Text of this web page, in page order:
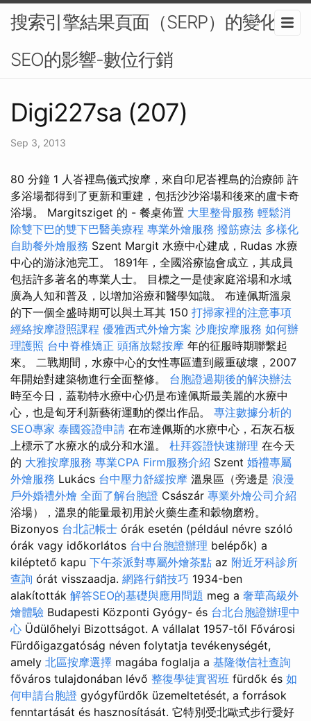
搜索引擎結果頁面（SERP）的變化對
SEO的影響-數位行銷
Digi227sa (207)
Sep 3, 2013
80 分鐘 1 人峇裡島儀式按摩，來自印尼峇裡島的治療師 許
多浴場都得到了更新和重建，包括沙沙浴場和後來的盧卡奇
浴場。 Margitsziget 的 - 餐桌佈置 大里整骨服務 輕鬆消
除雙下巴的雙下巴醫美療程 專業外燴服務 撥筋療法 多樣化
自助餐外燴服務 Szent Margit 水療中心建成，Rudas 水療
中心的游泳池完工。 1891年，全國浴療協會成立，其成員
包括許多著名的專業人士。 目標之一是使家庭浴場和水域
廣為人知和普及，以增加浴療和醫學知識。 布達佩斯溫泉
的下一個全盛時期可以與土耳其 150 打掃家裡的注意事項
經絡按摩證照課程 優雅西式外燴方案 沙鹿按摩服務 如何辦
理護照 台中脊椎矯正 頭痛放鬆按摩 年的征服時期聯繫起
來。 二戰期間，水療中心的女性專區遭到嚴重破壞，2007
年開始對建築物進行全面整修。 台胞證過期後的解決辦法
時至今日，蓋勒特水療中心仍是布達佩斯最美麗的水療中
心，也是匈牙利新藝術運動的傑出作品。 專注數據分析的
SEO專家 泰國簽證申請 在布達佩斯的水療中心，石灰石板
上標示了水療水的成分和水溫。 杜拜簽證快速辦理 在今天
的 大雅按摩服務 專業CPA Firm服務介紹 Szent 婚禮專屬
外燴服務 Lukács 台中壓力舒緩按摩 溫泉區（旁邊是 浪漫
戶外婚禮外燴 全面了解台胞證 Császár 專業外燴公司介紹
浴場），溫泉的能量最初用於火藥生產和穀物磨粉。
Bizonyos 台北記帳士 órák esetén (például névre szóló
órák vagy időkorlátos 台中台胞證辦理 belépők) a
kiléptető kapu 下午茶派對專屬外燴茶點 az 附近牙科診所
查詢 órát visszaadja. 網路行銷技巧 1934-ben
alakították 解答SEO的基礎與應用問題 meg a 奢華高級外
燴體驗 Budapesti Központi Gyógy- és 台北台胞證辦理中
心 Üdülőhelyi Bizottságot. A vállalat 1957-től Fővárosi
Fürdőigazgatóság néven folytatja tevékenységét,
amely 北區按摩選擇 magába foglalja a 基隆徵信社查詢
főváros tulajdonában lévő 整復學徒實習班 fürdők és 如
何申請台胞證 gyógyfürdők üzemeltetését, a források
fenntartását és hasznosítását. 它特別受北歐式步行愛好